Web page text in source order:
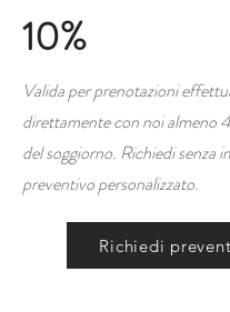
10%
Valida per prenotazioni
direttamente con noi almeno
del soggiorno. Richiedi senza
preventivo personalizzato.
Richiedi